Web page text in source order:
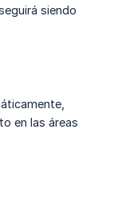
siendo
en las áreas